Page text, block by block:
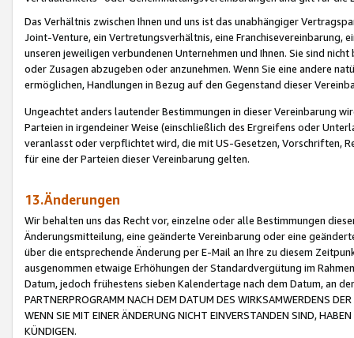
Das Verhältnis zwischen Ihnen und uns ist das unabhängiger
Joint-Venture, ein Vertretungsverhältnis, eine Franchisevereinbarung,
unseren jeweiligen verbundenen Unternehmen und Ihnen. Sie sind
oder Zusagen abzugeben oder anzunehmen. Wenn Sie eine andere
ermöglichen, Handlungen in Bezug auf den Gegenstand dieser
Ungeachtet anders lautender Bestimmungen in dieser Vereinbarung
Parteien in irgendeiner Weise (einschließlich des Ergreifens oder
veranlasst oder verpflichtet wird, die mit US-Gesetzen, Vorschriften,
für eine der Parteien dieser Vereinbarung gelten.
13.Änderungen
Wir behalten uns das Recht vor, einzelne oder alle Bestimmungen
Änderungsmitteilung, eine geänderte Vereinbarung oder eine
über die entsprechende Änderung per E-Mail an Ihre zu diesem
ausgenommen etwaige Erhöhungen der Standardvergütung im
Datum, jedoch frühestens sieben Kalendertage nach dem Datum, an
PARTNERPROGRAMM NACH DEM DATUM DES WIRKSAMWERDENS
WENN SIE MIT EINER ÄNDERUNG NICHT EINVERSTANDEN SIND,
KÜNDIGEN.